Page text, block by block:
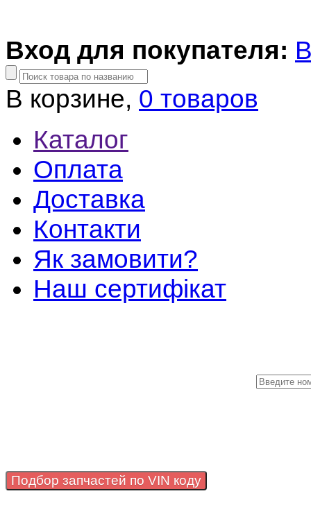
Вход для покупателя:
В корзине, 0 товаров
Каталог
Оплата
Доставка
Контакти
Як замовити?
Наш сертифікат
Подбор запчастей по VIN коду